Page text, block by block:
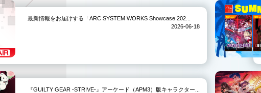
最新情報をお届けする「ARC SYSTEM WORKS Showcase 202...
2026-06-18
『GUILTY GEAR -STRIVE-』アーケード（APM3）版キャラクター...